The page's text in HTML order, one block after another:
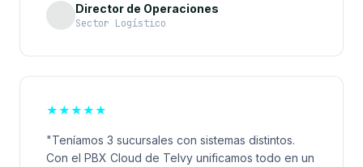
Director de Operaciones
Sector Logístico
★★★★★
"Teníamos 3 sucursales con sistemas distintos.
Con el PBX Cloud de Telvy unificamos todo en un